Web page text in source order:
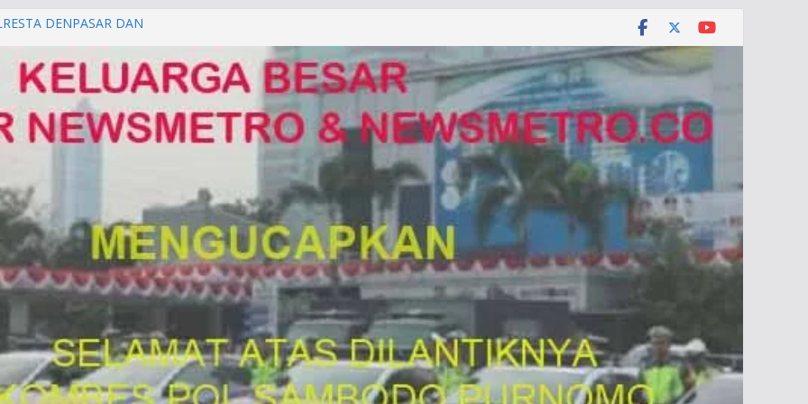
DENPASAR DAN
POLDA BALI DIDUGA
ke Mabes Polri
Palsu, Kapolres
PUNGLI SIM
Alam di Jawa Barat yang
KUHAP Baru 2026, Tegaskan
Dipidana